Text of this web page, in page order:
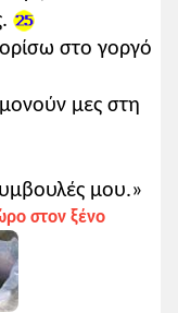
στο γοργό
μες στη
μου.»
στον ξένο